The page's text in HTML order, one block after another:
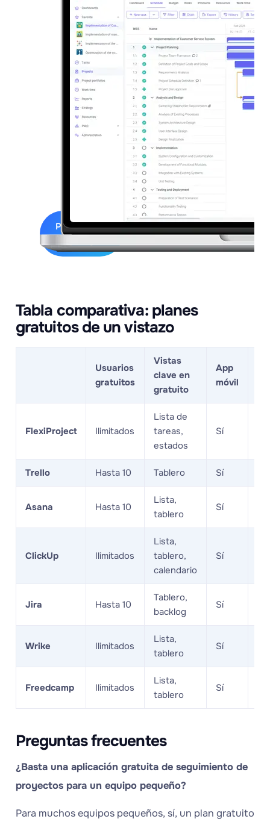
FlexiProject!
Experience
advanced
Prueba
Tabla comparativa: planes
gratuitos de un vistazo
Usuarios
gratuitos
Vistas
clave en
gratuito
App
móvil
FlexiProject Ilimitados
Lista de
tareas,
estados
Sí
Trello Hasta 10 Tablero Sí
Asana Hasta 10
Lista,
tablero
Sí
ClickUp Ilimitados
Lista,
tablero,
calendario
Sí
Jira Hasta 10
Tablero,
backlog
Sí
Wrike Ilimitados
Lista,
tablero
Sí
Freedcamp Ilimitados
Lista,
tablero
Sí
Preguntas frecuentes
¿Basta una aplicación gratuita de seguimiento de
proyectos para un equipo pequeño?
Para muchos equipos pequeños, sí, un plan gratuito